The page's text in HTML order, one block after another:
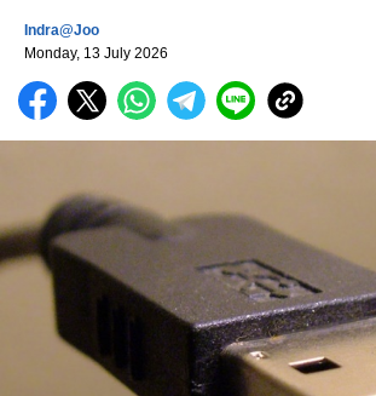
Indra@joo
Monday, 13 July 2026